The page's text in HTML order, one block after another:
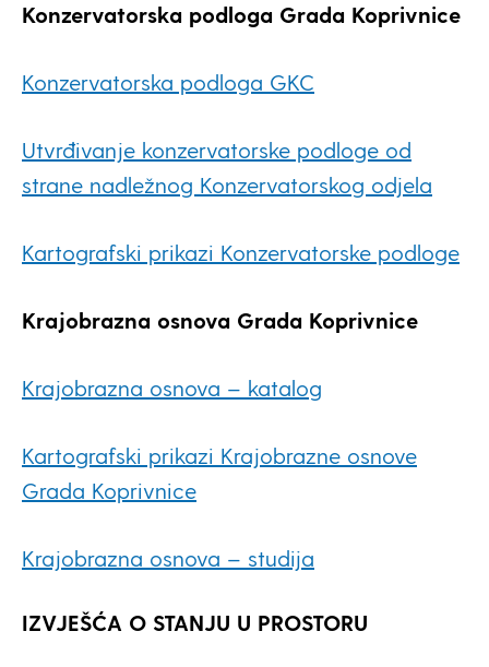
Konzervatorska podloga Grada Koprivnice
Konzervatorska podloga GKC
Utvrđivanje konzervatorske podloge od
strane nadležnog Konzervatorskog odjela
Kartografski prikazi Konzervatorske podloge
Krajobrazna osnova Grada Koprivnice
Krajobrazna osnova – katalog
Kartografski prikazi Krajobrazne osnove
Grada Koprivnice
Krajobrazna osnova – studija
IZVJEŠĆA O STANJU U PROSTORU